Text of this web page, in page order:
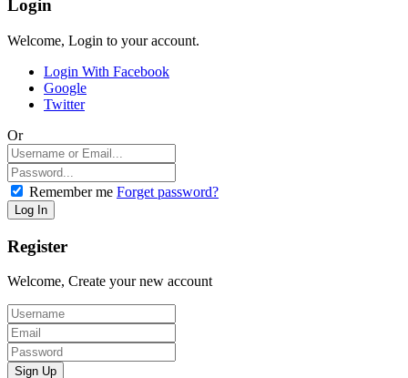
Login
Welcome, Login to your account.
Login With Facebook
Google
Twitter
Or
Remember me Forget password?
Register
Welcome, Create your new account